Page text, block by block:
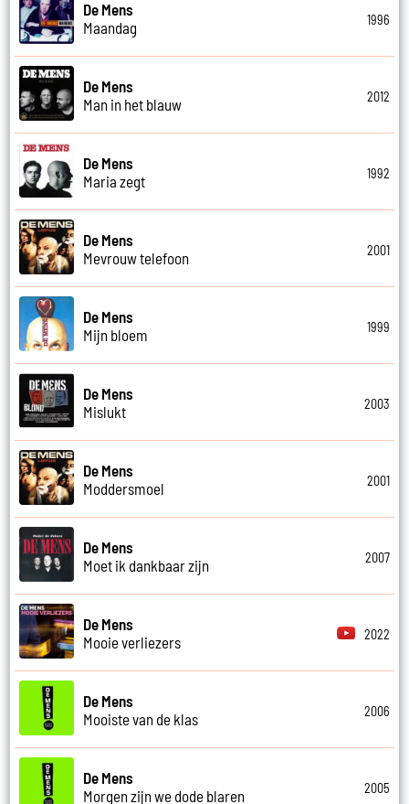
De Mens
Maandag
1996
De Mens
Man in het blauw
2012
De Mens
Maria zegt
1992
De Mens
Mevrouw telefoon
2001
De Mens
Mijn bloem
1999
De Mens
Mislukt
2003
De Mens
Moddersmoel
2001
De Mens
Moet ik dankbaar zijn
2007
De Mens
Mooie verliezers
2022
De Mens
Mooiste van de klas
2006
De Mens
Morgen zijn we dode blaren
2005